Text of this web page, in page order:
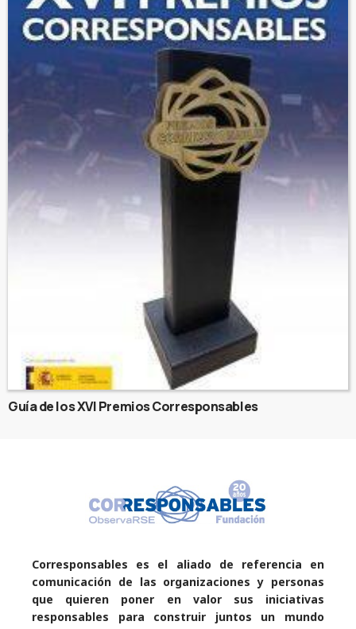
Guía de los XVI Premios Corresponsables
Corresponsables es el aliado de referencia en
comunicación de las organizaciones y personas
que quieren poner en valor sus iniciativas
responsables para construir juntos un mundo